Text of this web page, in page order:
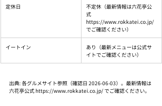
定休日
不定休（最新情報は六花亭公
式
https://www.rokkatei.co.jp/
でご確認ください）
イートイン
あり（最新メニューは公式サ
イトでご確認ください）
出典: 各グルメサイト参照（確認日 2026-06-03）。最新情報は
六花亭公式 https://www.rokkatei.co.jp/ でご確認ください。